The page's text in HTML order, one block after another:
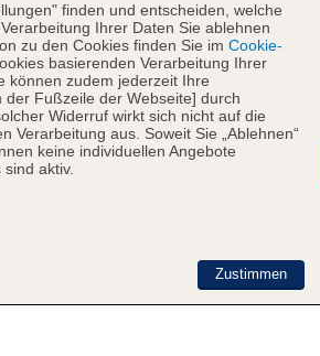
finden und entscheiden, welche
Ihrer Daten Sie ablehnen
zu den Cookies finden Sie im Cookie-
basierenden Verarbeitung Ihrer
können zudem jederzeit Ihre
Fußzeile der Webseite] durch
Widerruf wirkt sich nicht auf die
Verarbeitung aus. Soweit Sie „Ablehnen“
keine individuellen Angebote
aktiv.
Zustimmen